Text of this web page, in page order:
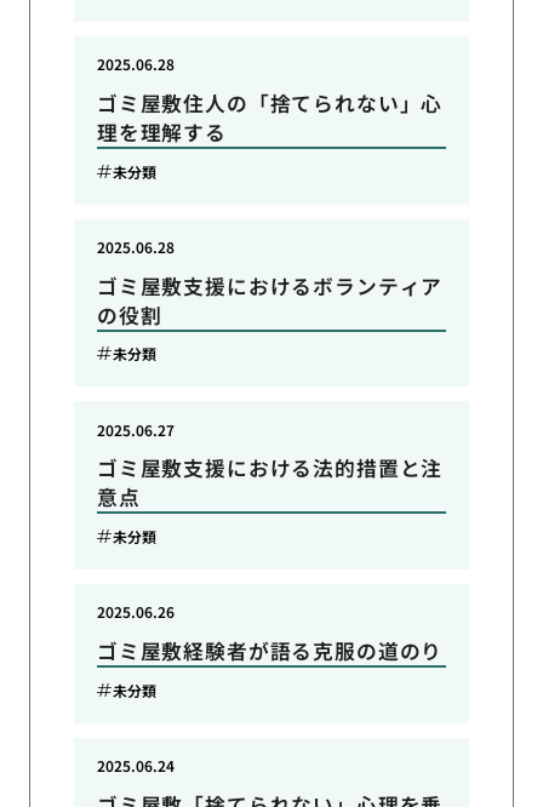
ゴミ屋敷住人の「捨てられない」心
理を理解する
2025.06.28
未分類
ゴミ屋敷支援におけるボランティア
の役割
2025.06.28
未分類
ゴミ屋敷支援における法的措置と注
意点
2025.06.27
未分類
ゴミ屋敷経験者が語る克服の道のり
2025.06.26
未分類
2025.06.24